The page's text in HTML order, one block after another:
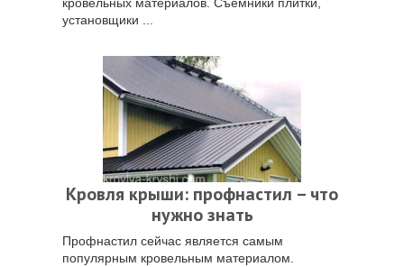
кровельных материалов. Съёмники плитки,
установщики ...
Кровля крыши: профнастил – что
нужно знать
Профнастил сейчас является самым
популярным кровельным материалом.